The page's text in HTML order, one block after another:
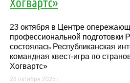
23 октября в Центре
профессиональной подготовки
состоялась Республиканская
командная квест-игра по
Хогвартс»
28 октября 2025 г.